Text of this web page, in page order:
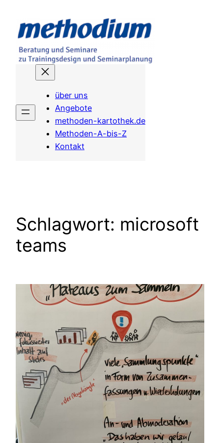
Inhalt
springen
über uns
Angebote
methoden-kartothek.de
Methoden-A-bis-Z
Kontakt
Schlagwort: microsoft
teams